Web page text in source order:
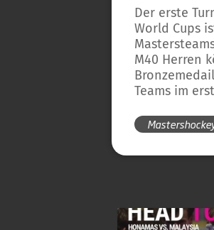
Der erste
World Cups
M40 Herren
Teams im